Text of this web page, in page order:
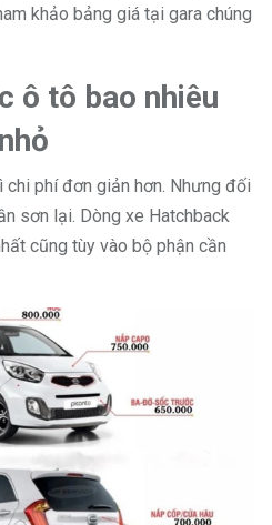
khảo bảng giá tại gara chúng
ô tô bao nhiêu
phí đơn giản hơn. Nhưng đối
sơn lại. Dòng xe Hatchback
cũng tùy vào bộ phận cần